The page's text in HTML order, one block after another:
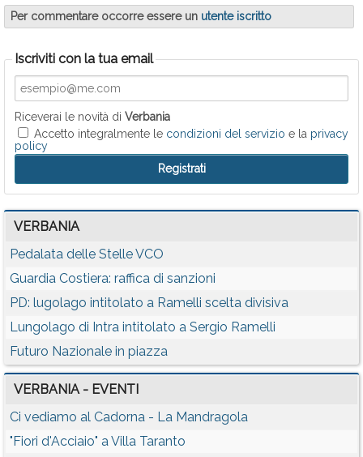
Per commentare occorre essere un utente iscritto
Iscriviti con la tua email
Riceverai le novità di Verbania
Accetto integralmente le condizioni del servizio e la privacy
policy
VERBANIA
Pedalata delle Stelle VCO
Guardia Costiera: raffica di sanzioni
PD: lugolago intitolato a Ramelli scelta divisiva
Lungolago di Intra intitolato a Sergio Ramelli
Futuro Nazionale in piazza
VERBANIA - EVENTI
Ci vediamo al Cadorna - La Mandragola
"Fiori d'Acciaio" a Villa Taranto